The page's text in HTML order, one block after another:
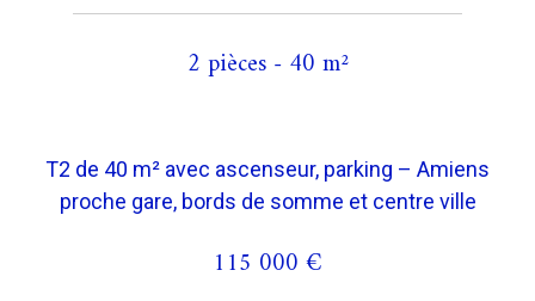
2 pièces - 40 m²
T2 de 40 m² avec ascenseur, parking – Amiens
proche gare, bords de somme et centre ville
115 000 €